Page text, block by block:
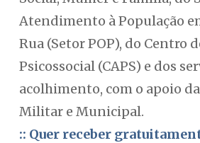
Atendimento à População
Rua (Setor POP), do Centro
Psicossocial (CAPS) e dos
acolhimento, com o apoio
Militar e Municipal.
:: Quer receber